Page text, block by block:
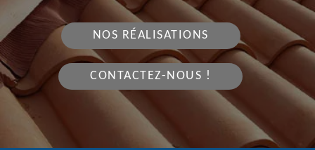
NOS RÉALISATIONS
CONTACTEZ-NOUS !